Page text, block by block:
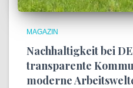
MAGAZIN
Nachhaltigkeit bei
transparente
moderne